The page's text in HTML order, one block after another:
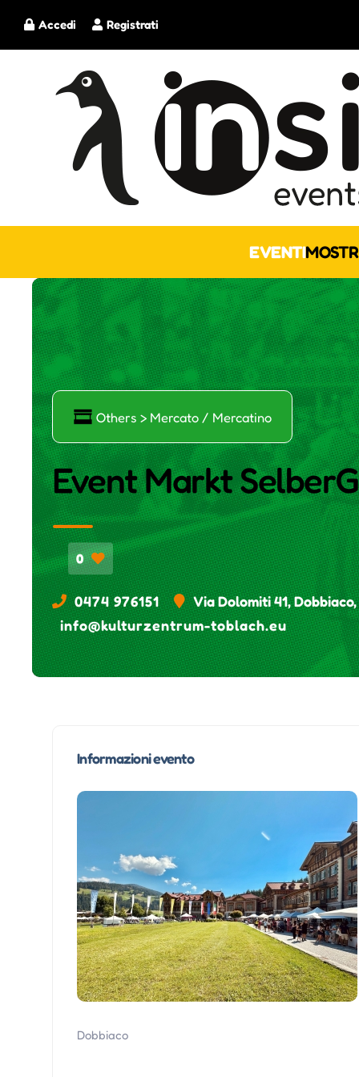
Registrati
Accedi
EVENTI
Ő Others > Mercato / Mercatino
Event Markt
0
0474 976151
Via Dolomiti 41,
info@kulturzentrum-toblach.eu
Informazioni evento
Dobbiaco